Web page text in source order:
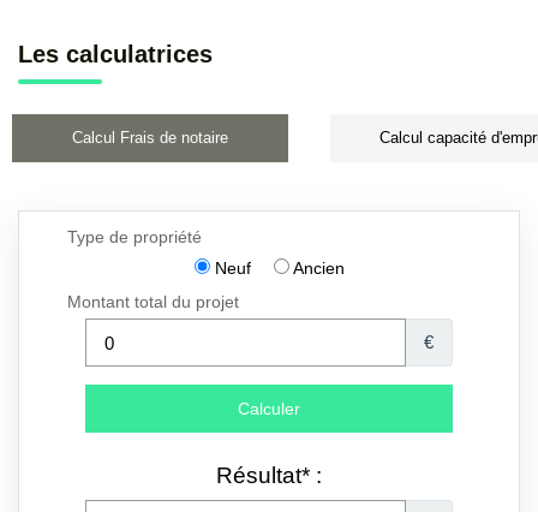
Les calculatrices
Calcul Frais de notaire Calcul capacité